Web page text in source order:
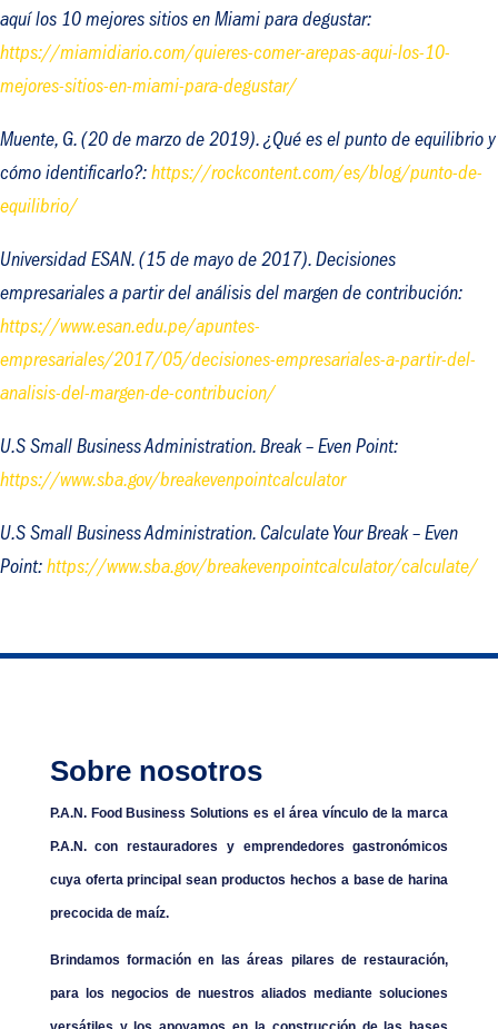
aquí los 10 mejores sitios en Miami para degustar:
https://miamidiario.com/quieres-comer-arepas-aqui-los-10-
mejores-sitios-en-miami-para-degustar/
Muente, G. (20 de marzo de 2019). ¿Qué es el punto de equilibrio y
cómo identificarlo?: https://rockcontent.com/es/blog/punto-de-
equilibrio/
Universidad ESAN. (15 de mayo de 2017). Decisiones
empresariales a partir del análisis del margen de contribución:
https://www.esan.edu.pe/apuntes-
empresariales/2017/05/decisiones-empresariales-a-partir-del-
analisis-del-margen-de-contribucion/
U.S Small Business Administration. Break – Even Point:
https://www.sba.gov/breakevenpointcalculator
U.S Small Business Administration. Calculate Your Break – Even
Point: https://www.sba.gov/breakevenpointcalculator/calculate/
Sobre nosotros
P.A.N. Food Business Solutions es el área vínculo de la marca
P.A.N. con restauradores y emprendedores gastronómicos
cuya oferta principal sean productos hechos a base de harina
precocida de maíz.
Brindamos formación en las áreas pilares de restauración,
para los negocios de nuestros aliados mediante soluciones